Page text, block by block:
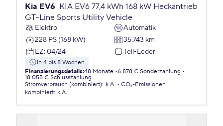
Kia EV6 KIA EV6 77,4 kWh 168 kW Heckantrieb
GT-Line Sports Utility Vehicle
Elektro
Automatik
228 PS (168 kW)
35.743 km
EZ: 04/24 Teil-Leder
in 4 bis 8 Wochen
Finanzierungsdetails:48 Monate 6.878 € Sonderzahlung
18.055 € Schlusszahlung
Stromverbrauch (kombiniert): k.A.
CO₂-Emissionen
kombiniert: k.A.